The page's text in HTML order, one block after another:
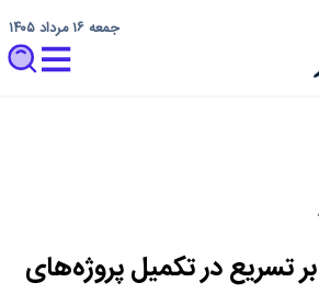
جمعه ۱۶ مرداد ۱۴۰۵
شهردار منطقه۹ بر تسریع در تکمیل پروژه‌های